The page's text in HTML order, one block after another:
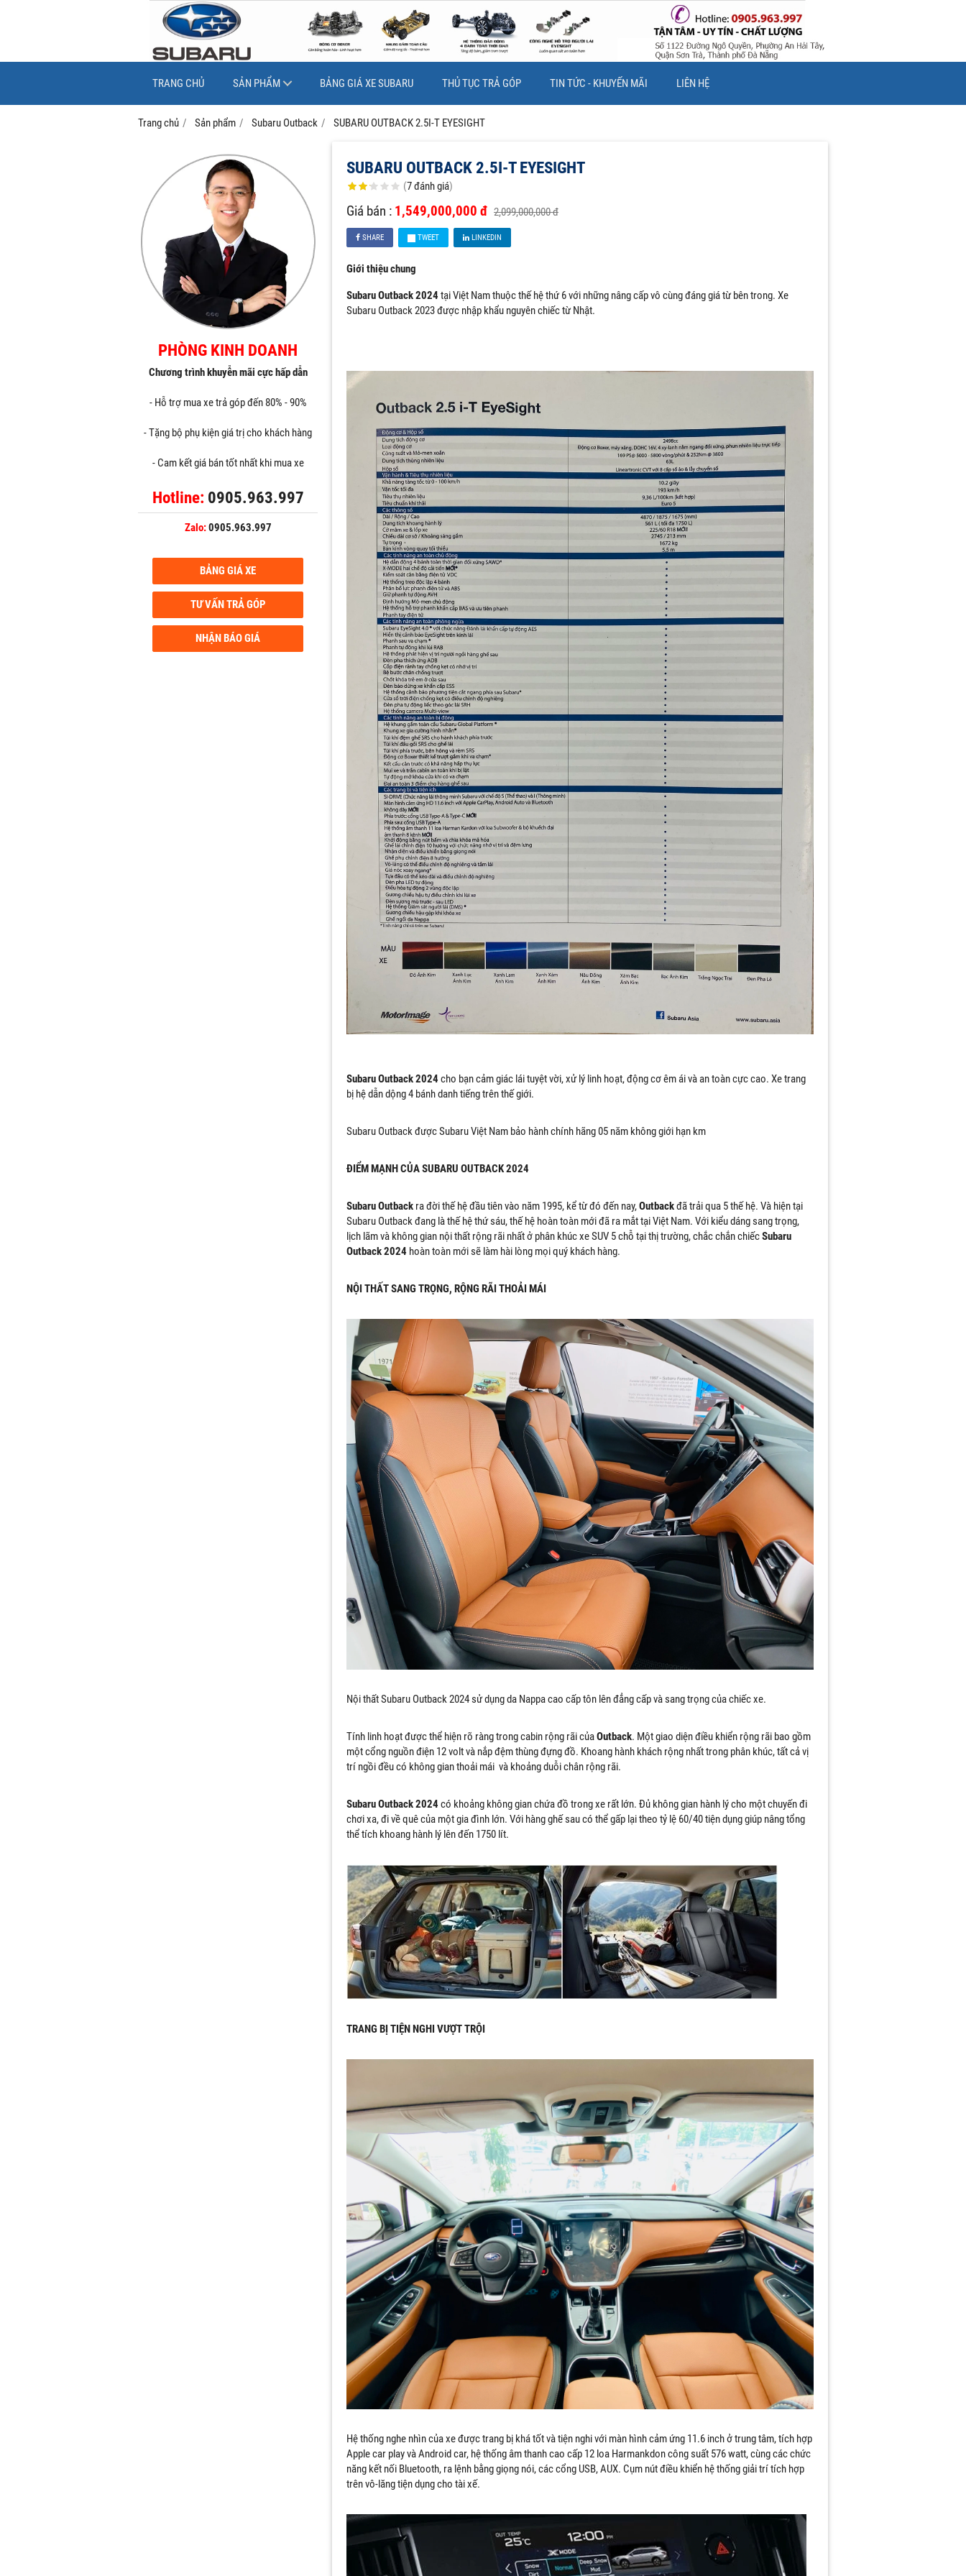
TRANG CHỦ SẢN PHẨM BẢNG GIÁ XE SUBARU THỦ TỤC TRẢ GÓP TIN TỨC - KHUYẾN MÃI LIÊN HỆ
Trang chủ Sản phẩm Subaru Outback SUBARU OUTBACK 2.5I-T EYESIGHT
PHÒNG KINH DOANH
Chương trình khuyễn mãi cực hấp dẫn
- Hỗ trợ mua xe trả góp đến 80% - 90%
- Tặng bộ phụ kiện giá trị cho khách hàng
- Cam kết giá bán tốt nhất khi mua xe
Hotline: 0905.963.997
Zalo:0905.963.997
BẢNG GIÁ XE
TƯ VẤN TRẢ GÓP
NHẬN BÁO GIÁ
SUBARU OUTBACK 2.5I-T EYESIGHT
(7đánh giá)
Giá bán : 1,549,000,000 đ 2,099,000,000 đ
SHARE TWEET LINKEDIN
Giới thiệu chung
Subaru Outback 2024 tại Việt Nam thuộc thế hệ thứ 6 với những nâng cấp vô cùng đáng giá từ bên trong. Xe
Subaru Outback 2023 được nhập khẩu nguyên chiếc từ Nhật.
Subaru Outback 2024 cho bạn cảm giác lái tuyệt vời, xử lý linh hoạt, động cơ êm ái và an toàn cực cao. Xe trang
bị hệ dẫn dộng 4 bánh danh tiếng trên thế giới.
Subaru Outback được Subaru Việt Nam bảo hành chính hãng 05 năm không giới hạn km
ĐIỂM MẠNH CỦA SUBARU OUTBACK 2024
Subaru Outback ra đời thế hệ đầu tiên vào năm 1995, kể từ đó đến nay,Outbackđã trải qua 5 thế hệ. Và hiện tại
Subaru Outback đang là thế hệ thứ sáu, thế hệ hoàn toàn mới đã ra mắt tại Việt Nam. Với kiểu dáng sang trọng,
lịch lãm và không gian nội thất rộng rãi nhất ở phân khúc xe SUV 5 chỗ tại thị trường, chắc chắn chiếcSubaru
Outback 2024 hoàn toàn mới sẽ làm hài lòng mọi quý khách hàng.
NỘI THẤT SANG TRỌNG, RỘNG RÃI THOẢI MÁI
Nội thất Subaru Outback 2024 sử dụng da Nappa cao cấp tôn lên đẳng cấp và sang trọng của chiếc xe.
Tính linh hoạt được thể hiện rõ ràng trong cabin rộng rãi củaOutback. Một giao diện điều khiển rộng rãi bao gồm
một cổng nguồn điện 12 volt và nắp đệm thùng đựng đồ. Khoang hành khách rộng nhất trong phân khúc, tất cả vị
trí ngồi đều có không gian thoải mái và khoảng duỗi chân rộng rãi.
Subaru Outback 2024 có khoảng không gian chứa đồ trong xe rất lớn. Đủ không gian hành lý cho một chuyến đi
chơi xa, đi về quê của một gia đình lớn. Với hàng ghế sau có thể gấp lại theo tỷ lệ 60/40 tiện dụng giúp nâng tổng
thể tích khoang hành lý lên đến 1750 lít.
TRANG BỊ TIỆN NGHI VƯỢT TRỘI
Hệ thống nghe nhìn của xe được trang bị khá tốt và tiện nghi với màn hình cảm ứng 11.6 inch ở trung tâm, tích hợp
Apple car play và Android car, hệ thống âm thanh cao cấp 12 loa Harmankdon công suất 576 watt, cùng các chức
năng kết nối Bluetooth, ra lệnh bằng giọng nói, các cổng USB, AUX. Cụm nút điều khiển hệ thống giải trí tích hợp
trên vô-lăng tiện dụng cho tài xế.
YÊU CẦU BÁO GIÁ SUBARU
Để nhận được "BÁO GIÁ ĐẶC BIỆT" và các "CHƯƠNG TRÌNH ƯU ĐÃI", Quý
khách vui lòng điền form báo giá dưới đây:
Chọn Dòng Xe *
Hình thức thanh toán: Trả góp Trả hết
Điện thoại
Chính sách Bảo Vệ Dữ Liệu Cá Nhân.